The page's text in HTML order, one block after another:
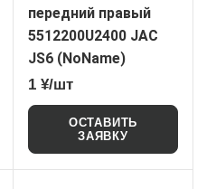
передний правый
5512200U2400 JAC
JS6 (NoName)
1 ¥/шт
ОСТАВИТЬ
ЗАЯВКУ